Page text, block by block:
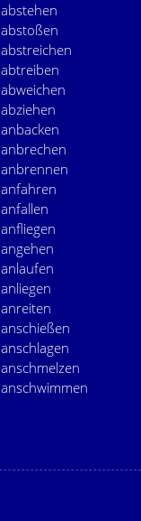
abstehen
abstoßen
abstreichen
abtreiben
abweichen
abziehen
anbacken
anbrechen
anbrennen
anfahren
anfallen
anfliegen
angehen
anlaufen
anliegen
anreiten
anschießen
anschlagen
anschmelzen
anschwimmen